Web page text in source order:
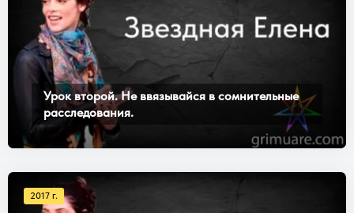
Урок второй. Не ввязывайся в сомнительные
расследования.
2017 г.